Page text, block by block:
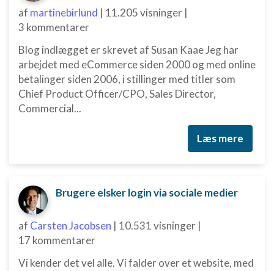
af martinebirlund | 11.205 visninger |
3 kommentarer
Blog indlægget er skrevet af Susan Kaae Jeg har
arbejdet med eCommerce siden 2000 og med online
betalinger siden 2006, i stillinger med titler som
Chief Product Officer/CPO, Sales Director,
Commercial...
Læs mere
Brugere elsker login via sociale medier
af Carsten Jacobsen | 10.531 visninger |
17 kommentarer
Vi kender det vel alle. Vi falder over et website, med
Ikke-IAB-behandlingsformål:
Nødvendig
Ydeevne
Funktionel
Annoncering / marketing